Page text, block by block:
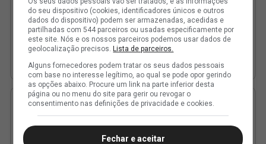
do seu dispositivo (cookies, identificadores únicos e outros
dados do dispositivo) podem ser armazenadas, acedidas e
partilhadas com 544 parceiros ou usadas especificamente por
este site. Nós e os nossos parceiros podemos usar dados de
geolocalização precisos.Lista de parceiros.
Alguns fornecedores podem tratar os seus dados pessoais
com base no interesse legítimo, ao qual se pode opor gerindo
as opções abaixo. Procure um link na parte inferior desta
página ou no menu do site para gerir ou revogar o
consentimento nas definições de privacidade e cookies.
Fechar e aceitar